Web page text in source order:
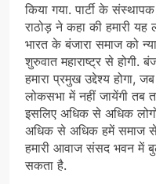
किया गया. पार्टी के
राठोड़ ने कहा की हमारी यह
भारत के बंजारा समाज को
शुरुवात महाराष्ट्र से होगी.
हमारा प्रमुख उद्देश्य होगा,
लोकसभा में नहीं जायेंगी तब
इसलिए अधिक से अधिक
अधिक से अधिक हमें समाज
हमारी आवाज संसद भवन में
सकता है.